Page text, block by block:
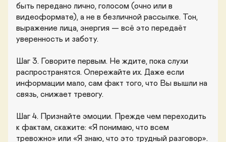
быть передано лично, голосом (очно или в
видеоформате), а не в безличной рассылке. Тон,
выражение лица, энергия — всё это передаёт
уверенность и заботу.
Шаг 3. Говорите первым. Не ждите, пока слухи
распространятся. Опережайте их. Даже если
информации мало, сам факт того, что Вы вышли на
связь, снижает тревогу.
Шаг 4. Признайте эмоции. Прежде чем переходить
к фактам, скажите: «Я понимаю, что всем
тревожно» или «Я знаю, что это трудный разговор».